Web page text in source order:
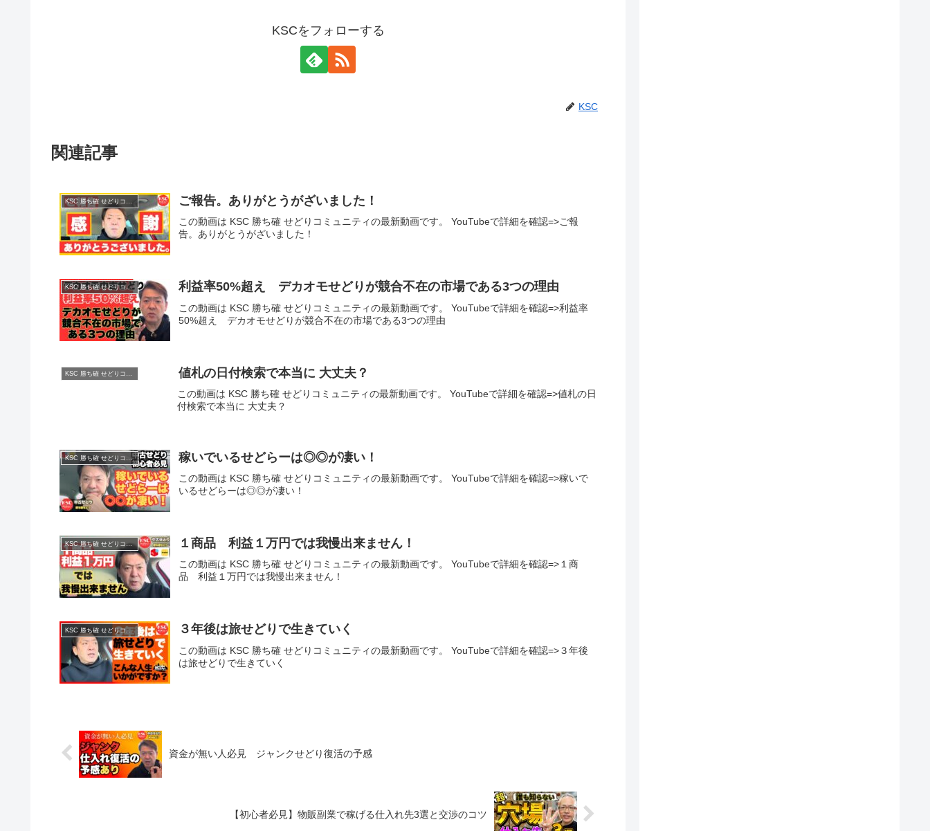
KSCをフォローする
KSC
関連記事
KSC 勝ち確 せどりコミュニティ ご報告。ありがとうがざいました！
この動画は KSC 勝ち確 せどりコミュニティの最新動画です。 YouTubeで詳細を確認=>ご報
告。ありがとうがざいました！
KSC 勝ち確 せどりコミュニティ 利益率50%超え デカオモせどりが競合不在の市場である3つの理由
この動画は KSC 勝ち確 せどりコミュニティの最新動画です。 YouTubeで詳細を確認=>利益率
50%超え デカオモせどりが競合不在の市場である3つの理由
値札の日付検索で本当に 大丈夫？
この動画は KSC 勝ち確 せどりコミュニティの最新動画です。 YouTubeで詳細を確認=>値札の日
付検索で本当に 大丈夫？
KSC 勝ち確 せどりコミュニティ 稼いでいるせどらーは◎◎が凄い！
この動画は KSC 勝ち確 せどりコミュニティの最新動画です。 YouTubeで詳細を確認=>稼いで
いるせどらーは◎◎が凄い！
KSC 勝ち確 せどりコミュニティ １商品 利益１万円では我慢出来ません！
この動画は KSC 勝ち確 せどりコミュニティの最新動画です。 YouTubeで詳細を確認=>１商
品 利益１万円では我慢出来ません！
KSC 勝ち確 せどりコミュニティ ３年後は旅せどりで生きていく
この動画は KSC 勝ち確 せどりコミュニティの最新動画です。 YouTubeで詳細を確認=>３年後
は旅せどりで生きていく
資金が無い人必見 ジャンクせどり復活の予感
【初心者必見】物販副業で稼げる仕入れ先3選と交渉のコツ